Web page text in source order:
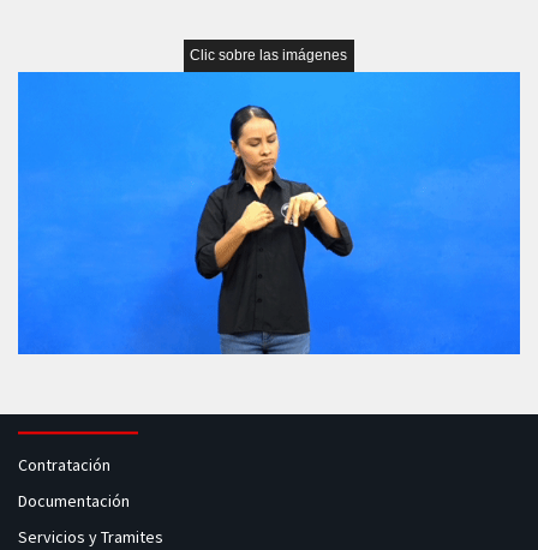
Clic sobre las imágenes
Contratación
Documentación
Servicios y Tramites